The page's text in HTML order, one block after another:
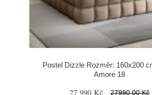
Postel Dizzle Rozměr: 160x200
Amore 18
27 990 Kč 27990.00 Kč